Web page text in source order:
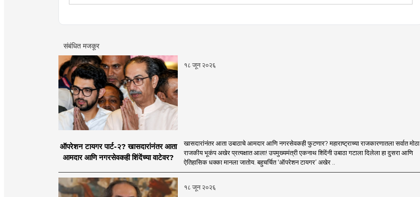
संबंधित मजकूर
१८ जून २०२६
ऑपरेशन टायगर पार्ट-२? खासदारांनंतर आता
आमदार आणि नगरसेवकही शिंदेंच्या वाटेवर?
खासदारांनंतर आता उबाठाचे आमदार आणि नगरसेवकही फुटणार? महाराष्ट्राच्या राजकारणातला सर्वात मोठा
राजकीय भूकंप अखेर प्रत्यक्षात आला! उपमुख्यमंत्री एकनाथ शिंदेंनी उबाठा गटाला दिलेला हा दुसरा आणि
ऐतिहासिक धक्का मानला जातोय. बहुचर्चित ‘ऑपरेशन टायगर’ अखेर ..
१८ जून २०२६